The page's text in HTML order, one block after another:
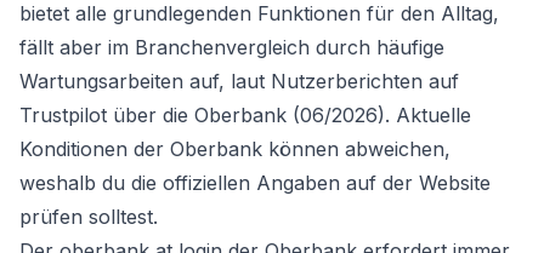
bietet alle grundlegenden Funktionen für den Alltag,
fällt aber im Branchenvergleich durch häufige
Wartungsarbeiten auf, laut Nutzerberichten auf
Trustpilot über die Oberbank (06/2026). Aktuelle
Konditionen der Oberbank können abweichen,
weshalb du die offiziellen Angaben auf der Website
prüfen solltest.